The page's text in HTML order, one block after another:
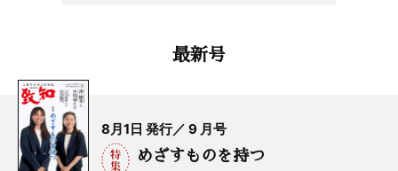
最新号
8月1日 発行／ 9 月号
めざすものを持つ